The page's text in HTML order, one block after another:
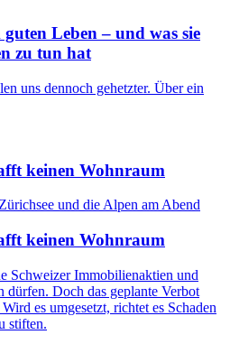
guten Leben – und was sie
zu tun hat
uns dennoch gehetzter. Über ein
keinen Wohnraum
keinen Wohnraum
Schweizer Immobilienaktien und
Doch das geplante Verbot
es umgesetzt, richtet es Schaden
stiften.